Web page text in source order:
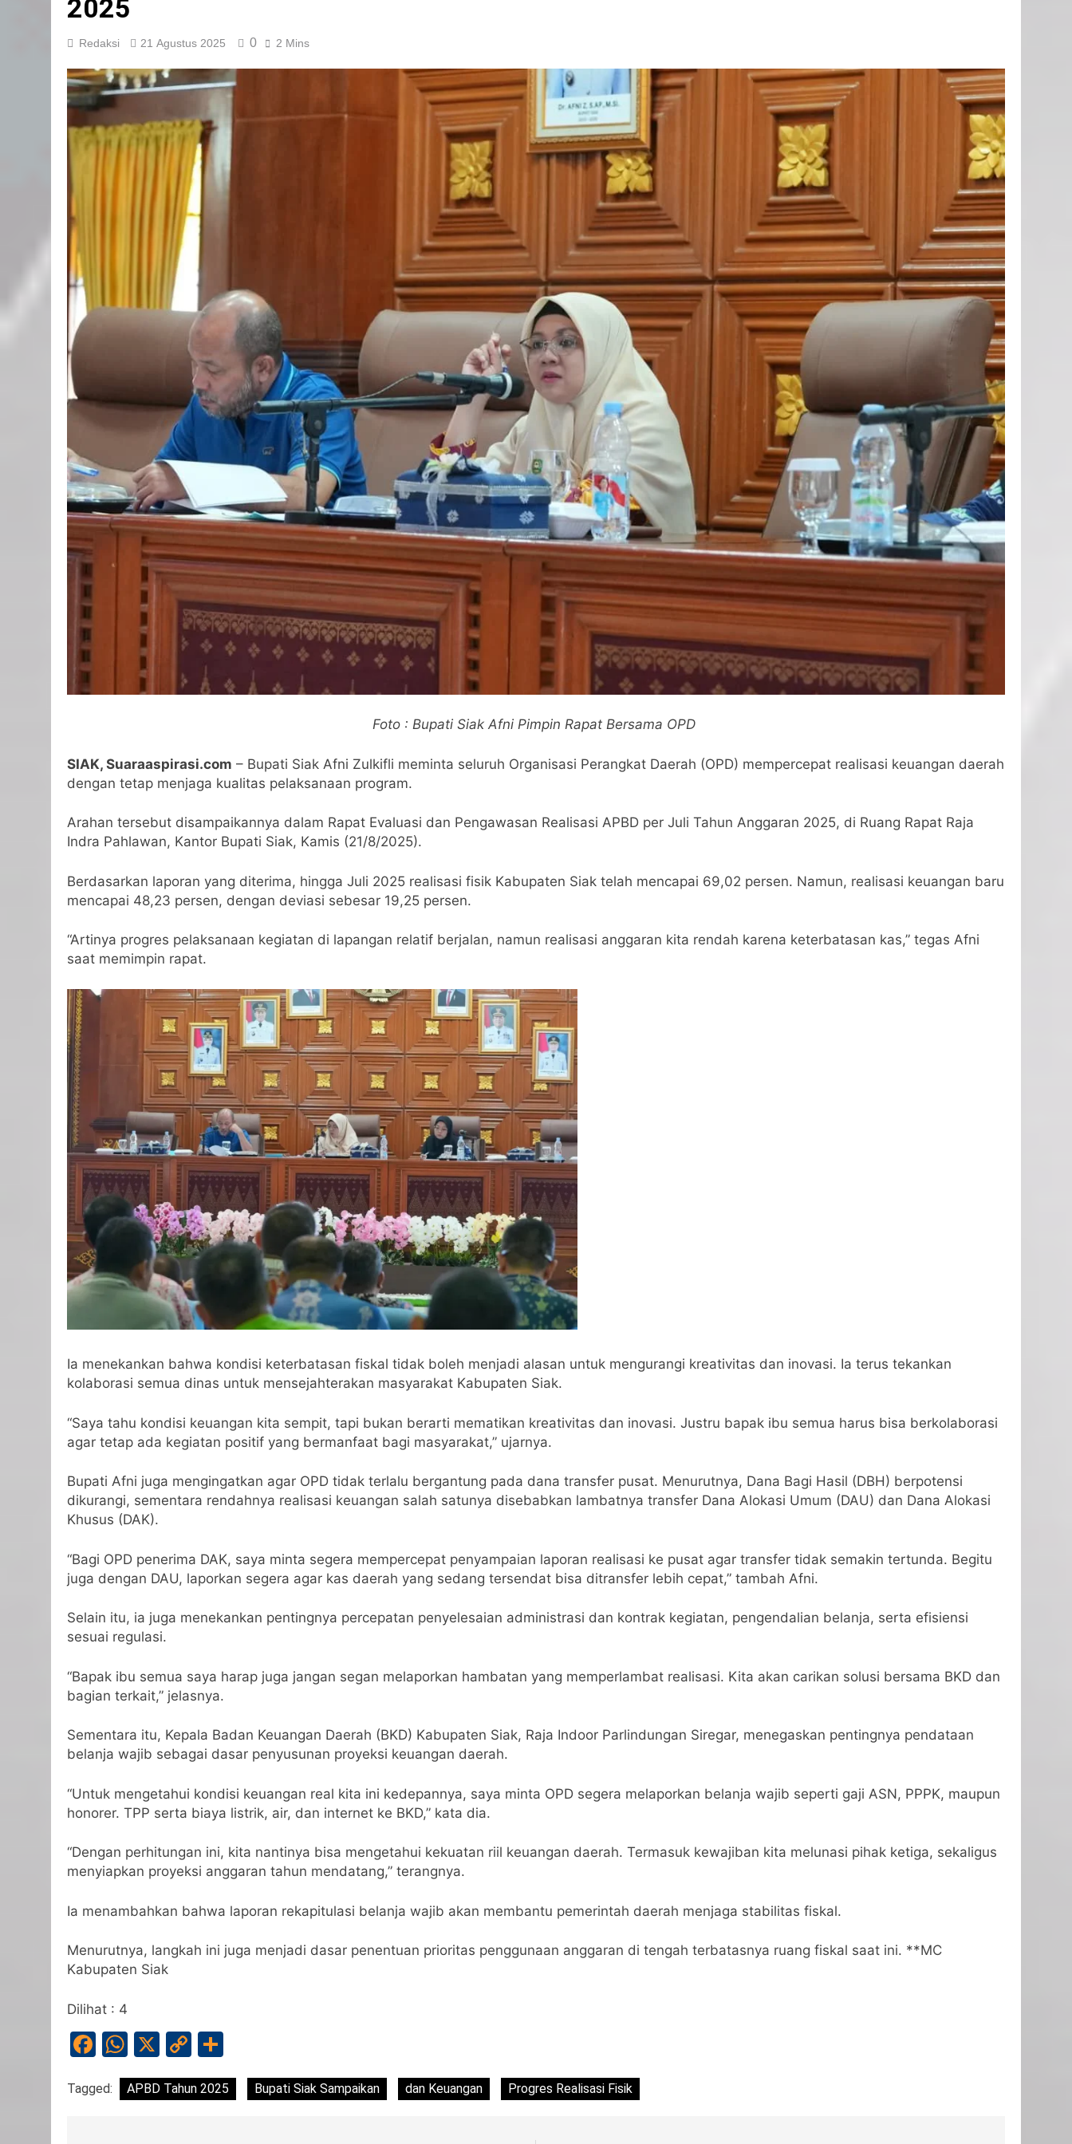
2025
Redaksi 21 Agustus 2025 0 2 Mins
Foto : Bupati Siak Afni Pimpin Rapat Bersama OPD
SIAK, Suaraaspirasi.com – Bupati Siak Afni Zulkifli meminta seluruh Organisasi Perangkat Daerah (OPD) mempercepat realisasi keuangan daerah
dengan tetap menjaga kualitas pelaksanaan program.
Arahan tersebut disampaikannya dalam Rapat Evaluasi dan Pengawasan Realisasi APBD per Juli Tahun Anggaran 2025, di Ruang Rapat Raja
Indra Pahlawan, Kantor Bupati Siak, Kamis (21/8/2025).
Berdasarkan laporan yang diterima, hingga Juli 2025 realisasi fisik Kabupaten Siak telah mencapai 69,02 persen. Namun, realisasi keuangan baru
mencapai 48,23 persen, dengan deviasi sebesar 19,25 persen.
“Artinya progres pelaksanaan kegiatan di lapangan relatif berjalan, namun realisasi anggaran kita rendah karena keterbatasan kas,” tegas Afni
saat memimpin rapat.
Ia menekankan bahwa kondisi keterbatasan fiskal tidak boleh menjadi alasan untuk mengurangi kreativitas dan inovasi. Ia terus tekankan
kolaborasi semua dinas untuk mensejahterakan masyarakat Kabupaten Siak.
“Saya tahu kondisi keuangan kita sempit, tapi bukan berarti mematikan kreativitas dan inovasi. Justru bapak ibu semua harus bisa berkolaborasi
agar tetap ada kegiatan positif yang bermanfaat bagi masyarakat,” ujarnya.
Bupati Afni juga mengingatkan agar OPD tidak terlalu bergantung pada dana transfer pusat. Menurutnya, Dana Bagi Hasil (DBH) berpotensi
dikurangi, sementara rendahnya realisasi keuangan salah satunya disebabkan lambatnya transfer Dana Alokasi Umum (DAU) dan Dana Alokasi
Khusus (DAK).
“Bagi OPD penerima DAK, saya minta segera mempercepat penyampaian laporan realisasi ke pusat agar transfer tidak semakin tertunda. Begitu
juga dengan DAU, laporkan segera agar kas daerah yang sedang tersendat bisa ditransfer lebih cepat,” tambah Afni.
Selain itu, ia juga menekankan pentingnya percepatan penyelesaian administrasi dan kontrak kegiatan, pengendalian belanja, serta efisiensi
sesuai regulasi.
“Bapak ibu semua saya harap juga jangan segan melaporkan hambatan yang memperlambat realisasi. Kita akan carikan solusi bersama BKD dan
bagian terkait,” jelasnya.
Sementara itu, Kepala Badan Keuangan Daerah (BKD) Kabupaten Siak, Raja Indoor Parlindungan Siregar, menegaskan pentingnya pendataan
belanja wajib sebagai dasar penyusunan proyeksi keuangan daerah.
“Untuk mengetahui kondisi keuangan real kita ini kedepannya, saya minta OPD segera melaporkan belanja wajib seperti gaji ASN, PPPK, maupun
honorer. TPP serta biaya listrik, air, dan internet ke BKD,” kata dia.
“Dengan perhitungan ini, kita nantinya bisa mengetahui kekuatan riil keuangan daerah. Termasuk kewajiban kita melunasi pihak ketiga, sekaligus
menyiapkan proyeksi anggaran tahun mendatang,” terangnya.
Ia menambahkan bahwa laporan rekapitulasi belanja wajib akan membantu pemerintah daerah menjaga stabilitas fiskal.
Menurutnya, langkah ini juga menjadi dasar penentuan prioritas penggunaan anggaran di tengah terbatasnya ruang fiskal saat ini. **MC
Kabupaten Siak
Dilihat : 4
Facebook
WhatsApp
X
Copy
Link
Tagged: APBD Tahun 2025 Bupati Siak Sampaikan dan Keuangan Progres Realisasi Fisik